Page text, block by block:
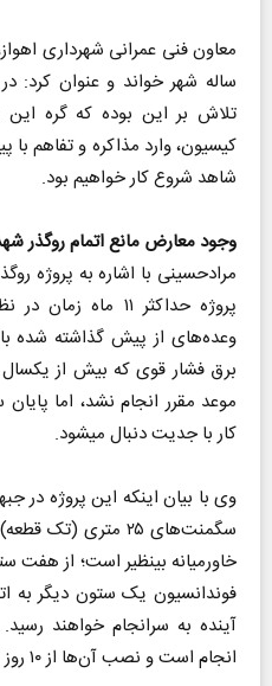
معاون فنی عمرانی شهرداری
ساله شهر خواند و عنوان کرد:
تلاش بر این بوده که گره
کیسیون، وارد مذاکره و تفاهم با
شاهد شروع کار خواهیم بود.
وجود معارض مانع اتمام روگذر
مرادحسینی با اشاره به پروژه
پروژه حداکثر ۱۱
وعده‌های از پیش گذاشته شده
برق فشار قوی که بیش از یکسال
موعد مقرر انجام نشد، اما
کار با جدیت دنبال میشود.
وی با بیان اینکه این پروژه در
سگمنت‌های ۲۵ متری
خاورمیانه بینظیر است؛ از هفت
آینده به سرانجام خواهند
انجام است و نصب آن‌ها از ۱۰ روز آینده آغاز خواهد شد.